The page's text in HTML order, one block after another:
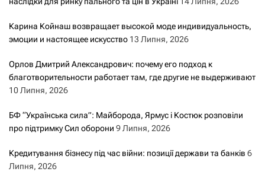
Карина Койнаш возвращает высокой моде индивидуальность,
эмоции и настоящее искусство 13 Липня, 2026
Орлов Дмитрий Александрович: почему его подход к
благотворительности работает там, где другие не выдерживают
10 Липня, 2026
БФ “Українська сила”: Майборода, Ярмус і Костюк розповіли
про підтримку Сил оборони 9 Липня, 2026
Кредитування бізнесу під час війни: позиції держави та банків 6
Липня, 2026